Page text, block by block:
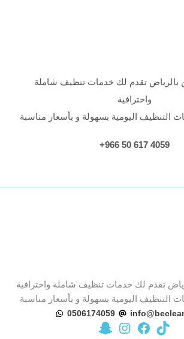
بالرياض تقدم لك خدمات تنظيف شاملة
واحترافية
التنظيف اليومية بسهولة و بأسعار مناسبة
4059 617 50 966+
تقدم لك خدمات تنظيف شاملة واحترافية
التنظيف اليومية بسهولة و بأسعار مناسبة
0506174059
تيك توكزيارة صفحة بي كلين على فيسبوك
زيارة حساب بي كلين على إنستجرام
زيارة حساب بي كلين على سناب شات